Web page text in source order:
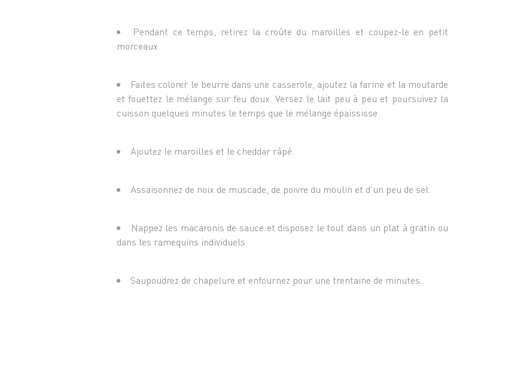
Pendant ce temps, retirez la croûte du maroilles et coupez-le en petit
morceaux.
Faites colorer le beurre dans une casserole, ajoutez la farine et la moutarde
et fouettez le mélange sur feu doux. Versez le lait peu à peu et poursuivez la
cuisson quelques minutes le temps que le mélange épaississe.
Ajoutez le maroilles et le cheddar râpé.
Assaisonnez de noix de muscade, de poivre du moulin et d’un peu de sel.
Nappez les macaronis de sauce et disposez le tout dans un plat à gratin ou
dans les ramequins individuels.
Saupoudrez de chapelure et enfournez pour une trentaine de minutes.